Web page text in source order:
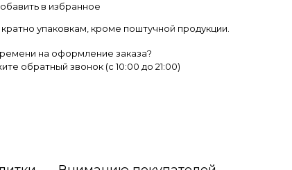
в избранное
кратно упаковкам, кроме поштучной продукции.
на оформление заказа?
обратный звонок (c 10:00 до 21:00)